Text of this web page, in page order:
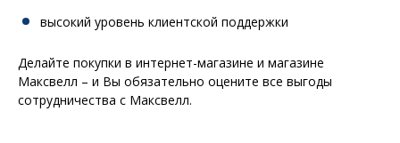
высокий уровень клиентской поддержки
Делайте покупки в интернет-магазине и магазине
Максвелл – и Вы обязательно оцените все выгоды
сотрудничества с Максвелл.